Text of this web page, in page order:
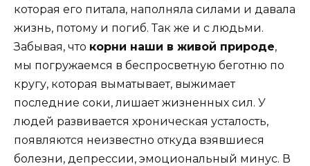
которая его питала, наполняла силами и давала
жизнь, потому и погиб. Так же и с людьми.
Забывая, что корни наши в живой природе,
мы погружаемся в беспросветную беготню по
кругу, которая выматывает, выжимает
последние соки, лишает жизненных сил. У
людей развивается хроническая усталость,
появляются неизвестно откуда взявшиеся
болезни, депрессии, эмоциональный минус. В